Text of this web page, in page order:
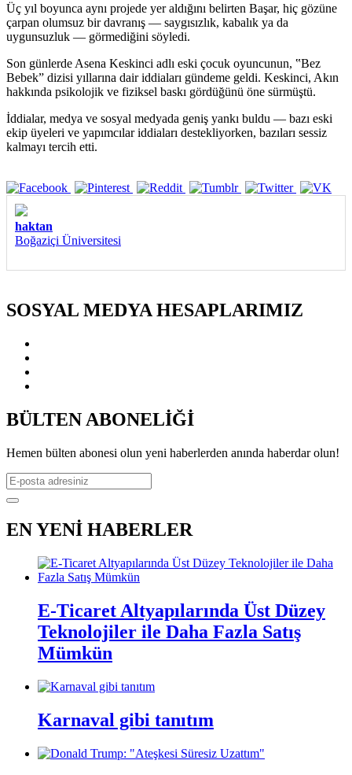
Üç yıl boyunca aynı projede yer aldığını belirten Başar, hiç gözüne
çarpan olumsuz bir davranış — saygısızlık, kabalık ya da
uygunsuzluk — görmediğini söyledi.
Son günlerde Asena Keskinci adlı eski çocuk oyuncunun, ‟Bez
Bebek” dizisi yıllarına dair iddiaları gündeme geldi. Keskinci, Akın
hakkında psikolojik ve fiziksel baskı gördüğünü öne sürmüştü.
İddialar, medya ve sosyal medyada geniş yankı buldu — bazı eski
ekip üyeleri ve yapımcılar iddiaları destekliyorken, bazıları sessiz
kalmayı tercih etti.
haktan
Boğaziçi Üniversitesi
SOSYAL MEDYA HESAPLARIMIZ
BÜLTEN ABONELİĞİ
Hemen bülten abonesi olun yeni haberlerden anında haberdar olun!
EN YENİ HABERLER
E-Ticaret Altyapılarında Üst Düzey
Teknolojiler ile Daha Fazla Satış
Mümkün
Karnaval gibi tanıtım